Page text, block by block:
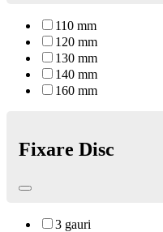
110 mm
120 mm
130 mm
140 mm
160 mm
Fixare Disc
3 gauri